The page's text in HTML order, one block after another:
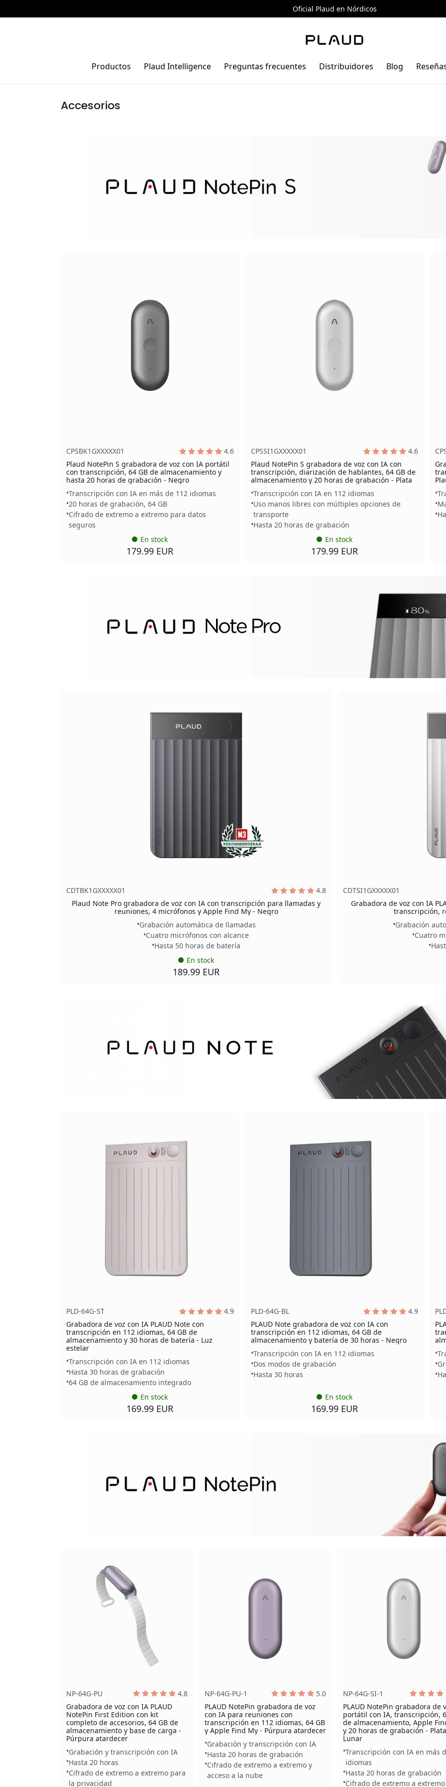
Oficial Plaud en Nórdicos
Productos Plaud Intelligence Preguntas frecuentes Distribuidores Blog
Accesorios
CPSBK1GXXXXX01
4.6
Plaud NotePin S grabadora de voz con IA portátil
con transcripción, 64 GB de almacenamiento y
hasta 20 horas de grabación - Negro
Transcripción con IA en más de 112 idiomas
20 horas de grabación, 64 GB
Cifrado de extremo a extremo para datos
seguros
En stock
179.99 EUR
CPSSI1GXXXXX01
4.6
Plaud NotePin S grabadora de voz con IA con
transcripción, diarización de hablantes, 64 GB de
almacenamiento y 20 horas de grabación - Plata
Transcripción con IA en 112 idiomas
Uso manos libres con múltiples opciones de
transporte
Hasta 20 horas de grabación
En stock
179.99 EUR
CDTBK1GXXXXX01
4.8
Plaud Note Pro grabadora de voz con IA con transcripción para llamadas y
reuniones, 4 micrófonos y Apple Find My - Negro
Grabación automática de llamadas
Cuatro micrófonos con alcance
Hasta 50 horas de batería
En stock
189.99 EUR
CDTSI1GXXXXX01
Grabadora de voz con IA
transcripción,
Grabación
Cuatro
PLD-64G-ST
4.9
Grabadora de voz con IA PLAUD Note con
transcripción en 112 idiomas, 64 GB de
almacenamiento y 30 horas de batería - Luz
estelar
Transcripción con IA en 112 idiomas
Hasta 30 horas de grabación
64 GB de almacenamiento integrado
En stock
169.99 EUR
PLD-64G-BL
4.9
PLAUD Note grabadora de voz con IA con
transcripción en 112 idiomas, 64 GB de
almacenamiento y batería de 30 horas - Negro
Transcripción con IA en 112 idiomas
Dos modos de grabación
Hasta 30 horas
En stock
169.99 EUR
NP-64G-PU
4.8
Grabadora de voz con IA PLAUD
NotePin First Edition con kit
completo de accesorios, 64 GB de
almacenamiento y base de carga -
Púrpura atardecer
Grabación y transcripción con IA
Hasta 20 horas
Cifrado de extremo a extremo para
la privacidad
NP-64G-PU-1
5.0
PLAUD NotePin grabadora de voz
con IA para reuniones con
transcripción en 112 idiomas, 64 GB
y Apple Find My - Púrpura atardecer
Grabación y transcripción con IA
Hasta 20 horas de grabación
Cifrado de extremo a extremo y
acceso a la nube
NP-64G-SI-1
PLAUD NotePin grabadora de
portátil con IA, transcripción,
de almacenamiento, Apple
y 20 horas de grabación - Plata
Lunar
Transcripción con IA en más
idiomas
Hasta 20 horas de grabación
Cifrado de extremo a